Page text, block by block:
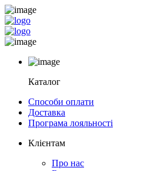
Каталог
Способи оплати
Доставка
Програма лояльності
Клієнтам
Про нас